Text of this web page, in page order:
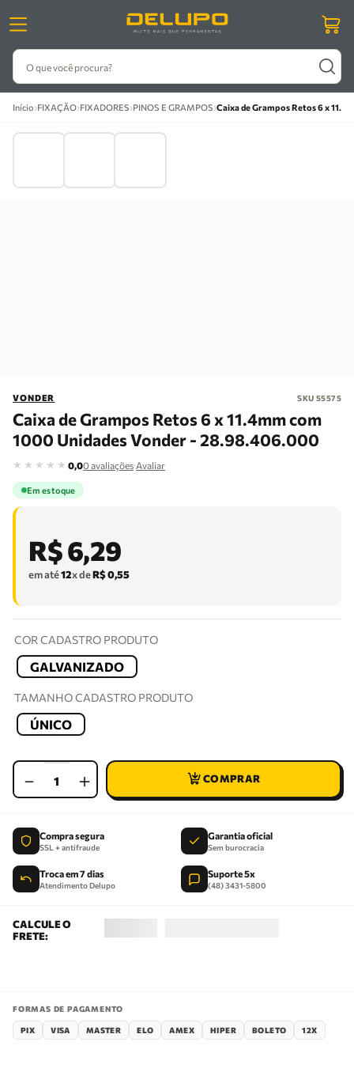
O que você procura?
Início›FIXAÇÃO›FIXADORES›PINOS E GRAMPOS›Caixa de Grampos Retos 6 x
VONDER SKU 55575
Caixa de Grampos Retos 6 x 11.4mm com
1000 Unidades Vonder - 28.98.406.000
★ ★ ★ ★ ★ 0,00 avaliações·Avaliar
Em estoque
R$6,29
em até12x deR$0,55
COR CADASTRO PRODUTO
GALVANIZADO
TAMANHO CADASTRO PRODUTO
ÚNICO
＋
－
Compra segura
SSL + antifraude
Garantia oficial
Sem burocracia
Troca em 7 dias
Atendimento Delupo
Suporte 5x
(48) 3431-5800
FORMAS DE PAGAMENTO
PIX VISA MASTER ELO AMEX HIPER BOLETO 12X